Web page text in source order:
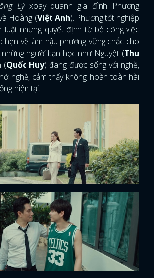
Lýxoay quanh gia đình Phương
Hoàng (Việt Anh). Phương tốt nghiệp
luật nhưng quyết định từ bỏ công việc
hẹn về làm hậu phương vững chắc cho
những người bạn học như Nguyệt (Thu
(Quốc Huy) đang được sống với nghề,
nghề, cảm thấy không hoàn toàn hài
hiện tại.